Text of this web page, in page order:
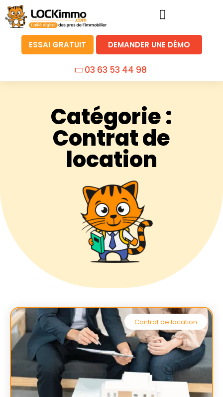
ESSAI GRATUIT DEMANDER UNE DÉMO
03 63 53 44 98
Catégorie :
Contrat de
location
Contrat de location